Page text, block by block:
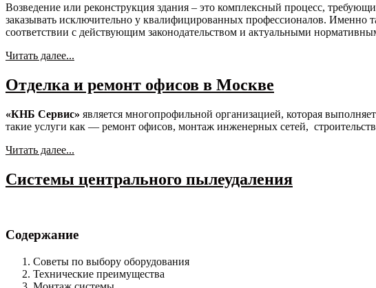
Возведение или реконструкция здания – это комплексный процесс,
заказывать исключительно у квалифицированных профессионалов. Именно
соответствии с действующим законодательством и актуальными
Читать далее...
Отделка и ремонт офисов в Москве
«КНБ Сервис» является многопрофильной организацией, которая
такие услуги как — ремонт офисов, монтаж инженерных сетей,
Читать далее...
Системы центрального пылеудаления
Содержание
Советы по выбору оборудования
Технические преимущества